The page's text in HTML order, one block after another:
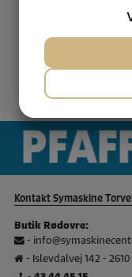
365
Pfaff Brand slider
Kontakt Symaskine
Butik Rødovre:
-
- Islevdalvej 142 -